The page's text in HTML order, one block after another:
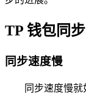
TP 钱包同
同步速度慢
同步速度慢